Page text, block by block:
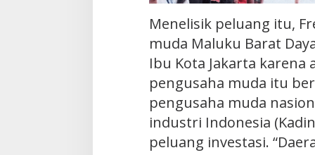
Menelisik peluang itu,
muda Maluku Barat
Ibu Kota Jakarta karena
pengusaha muda itu
pengusaha muda
industri Indonesia
peluang investasi.